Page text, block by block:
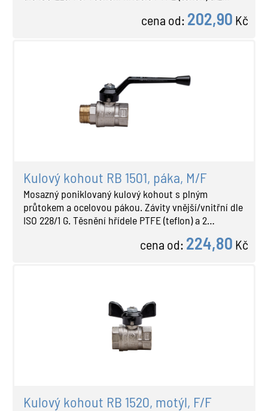
cena od: 202,90 Kč
Kulový kohout RB 1501, páka, M/F
Mosazný poniklovaný kulový kohout s plným
průtokem a ocelovou pákou. Závity vnější/vnitřní dle
ISO 228/1 G. Těsnění hřídele PTFE (teflon) a 2…
cena od: 224,80 Kč
Kulový kohout RB 1520, motýl, F/F